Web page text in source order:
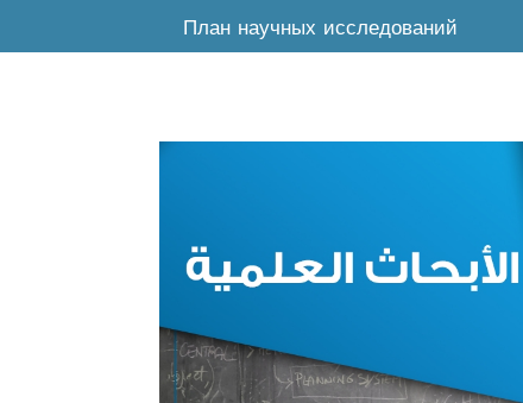
План научных исследований